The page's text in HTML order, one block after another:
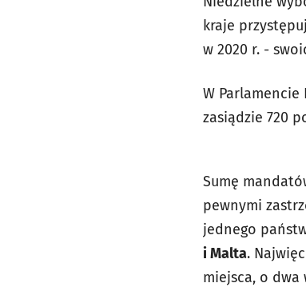
kraje
w 2020 r. -
W
zasiądzie 720
Sumę
pewnymi
jednego
i Malta.
miejsca, o